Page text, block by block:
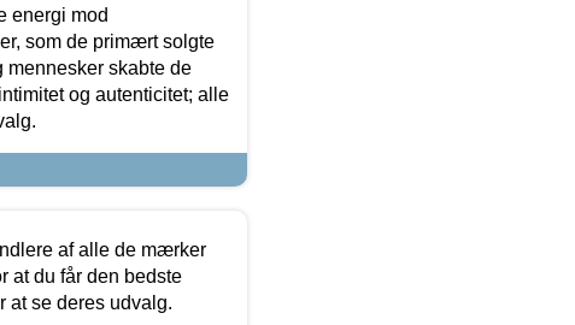
energi mod
som de primært solgte
skabte de
og autenticitet; alle
af alle de mærker
at du får den bedste
at se deres udvalg.